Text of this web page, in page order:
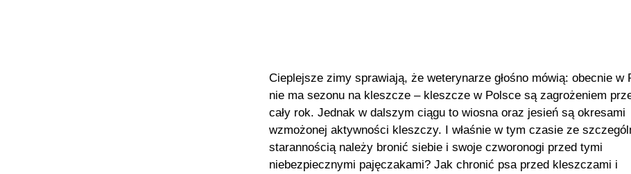
Cieplejsze zimy sprawiają, że weterynarze głośno mówią: obecnie w
nie ma sezonu na kleszcze – kleszcze w Polsce są zagrożeniem
cały rok. Jednak w dalszym ciągu to wiosna oraz jesień są okresami
wzmożonej aktywności kleszczy. I właśnie w tym czasie ze
starannością należy bronić siebie i swoje czworonogi przed tymi
niebezpiecznymi pajęczakami? Jak chronić psa przed kleszczami i